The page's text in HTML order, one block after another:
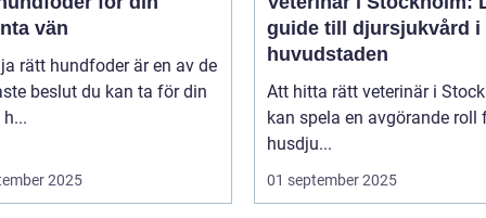
vän
rätt hundfoder är en av de
beslut du kan ta för din
2025
guide till djursjukvård i
huvudstaden
Att hitta rätt veterinär i
kan spela en avgörande roll
husdju...
01 september 2025